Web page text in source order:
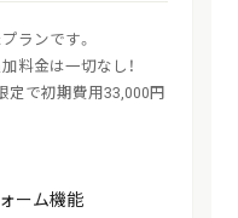
ランです。
料金は一切なし！
定で初期費用33,000円
ーム機能